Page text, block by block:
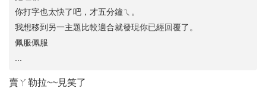
你打字也太快了吧，才五分鐘ㄟ。
我想移到另一主題比較適合就發現你已經回覆了。
佩服佩服
賣ㄚ勒拉~~見笑了